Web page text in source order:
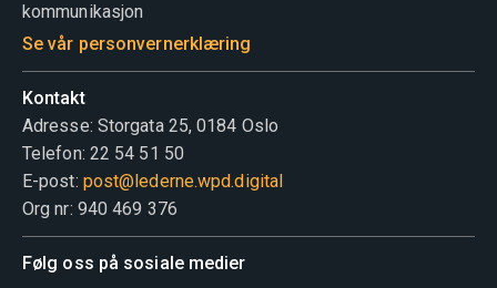
kommunikasjon
Se vår personvernerklæring
Kontakt
Adresse: Storgata 25, 0184 Oslo
Telefon: 22 54 51 50
E-post: post@lederne.wpd.digital
Org nr: 940 469 376
Følg oss på sosiale medier